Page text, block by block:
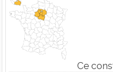
Ce